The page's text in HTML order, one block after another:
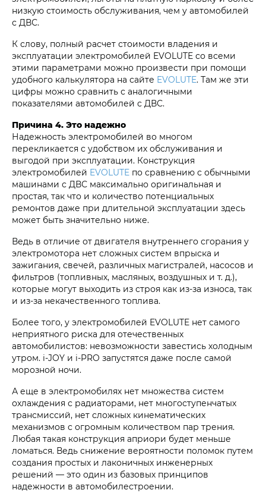
низкую стоимость обслуживания, чем у автомобилей
с ДВС.
К слову, полный расчет стоимости владения и
эксплуатации электромобилей EVOLUTE со всеми
этими параметрами можно произвести при помощи
удобного калькулятора на сайте EVOLUTE. Там же эти
цифры можно сравнить с аналогичными
показателями автомобилей с ДВС.
Причина 4. Это надежно
Надежность электромобилей во многом
перекликается с удобством их обслуживания и
выгодой при эксплуатации. Конструкция
электромобилей EVOLUTE по сравнению с обычными
машинами с ДВС максимально оригинальная и
простая, так что и количество потенциальных
ремонтов даже при длительной эксплуатации здесь
может быть значительно ниже.
Ведь в отличие от двигателя внутреннего сгорания у
электромотора нет сложных систем впрыска и
зажигания, свечей, различных магистралей, насосов и
фильтров (топливных, масляных, воздушных и т. д.),
которые могут выходить из строя как из-за износа, так
и из-за некачественного топлива.
Более того, у электромобилей EVOLUTE нет самого
неприятного риска для отечественных
автомобилистов: невозможности завестись холодным
утром. i‑JOY и i‑PRO запустятся даже после самой
морозной ночи.
А еще в электромобилях нет множества систем
охлаждения с радиаторами, нет многоступенчатых
трансмиссий, нет сложных кинематических
механизмов с огромным количеством пар трения.
Любая такая конструкция априори будет меньше
ломаться. Ведь снижение вероятности поломок путем
создания простых и лаконичных инженерных
решений — это один из базовых принципов
надежности в автомобилестроении.